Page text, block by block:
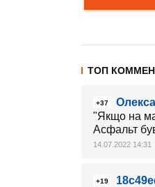
ТОП
+37
"Якщо на
Асфальт
14.07.2022 14:31
+19